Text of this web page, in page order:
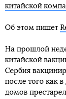
китайской
Об этом пишет
На прошлой
китайской
Сербия
после того как
домов